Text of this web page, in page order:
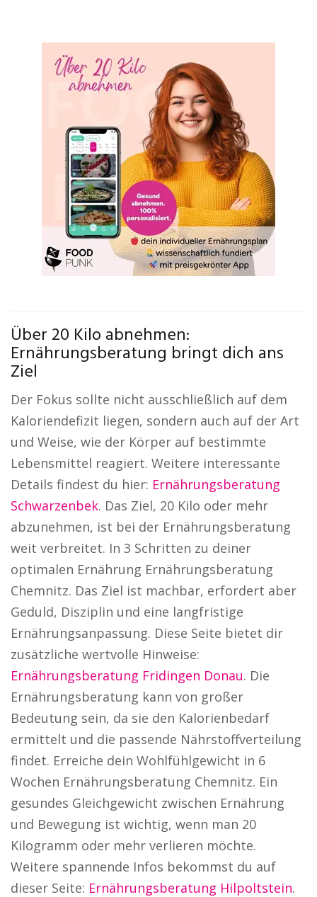
Über 20 Kilo abnehmen:
Ernährungsberatung bringt dich ans
Ziel
Der Fokus sollte nicht ausschließlich auf dem
Kaloriendefizit liegen, sondern auch auf der Art
und Weise, wie der Körper auf bestimmte
Lebensmittel reagiert. Weitere interessante
Details findest du hier: Ernährungsberatung
Schwarzenbek. Das Ziel, 20 Kilo oder mehr
abzunehmen, ist bei der Ernährungsberatung
weit verbreitet. In 3 Schritten zu deiner
optimalen Ernährung Ernährungsberatung
Chemnitz. Das Ziel ist machbar, erfordert aber
Geduld, Disziplin und eine langfristige
Ernährungsanpassung. Diese Seite bietet dir
zusätzliche wertvolle Hinweise:
Ernährungsberatung Fridingen Donau. Die
Ernährungsberatung kann von großer
Bedeutung sein, da sie den Kalorienbedarf
ermittelt und die passende Nährstoffverteilung
findet. Erreiche dein Wohlfühlgewicht in 6
Wochen Ernährungsberatung Chemnitz. Ein
gesundes Gleichgewicht zwischen Ernährung
und Bewegung ist wichtig, wenn man 20
Kilogramm oder mehr verlieren möchte.
Weitere spannende Infos bekommst du auf
dieser Seite: Ernährungsberatung Hilpoltstein.